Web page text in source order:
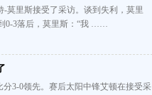
-莫里斯接受了采访。谈到失利，莫里
0-3落后，莫里斯：“我 ……
3-0领先。赛后太阳中锋艾顿在接受采